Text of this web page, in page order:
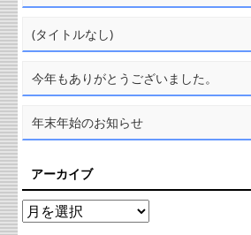
(タイトルなし)
今年もありがとうございました。
年末年始のお知らせ
アーカイブ